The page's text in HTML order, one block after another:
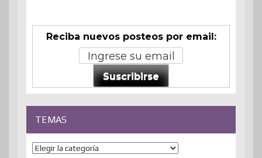
Reciba nuevos posteos por email:
Suscribirse
TEMAS
Temas